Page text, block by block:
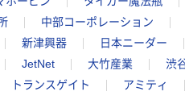
中部コーポレーション
新津興器 日本ニーダー
JetNet 大竹産業 渋
トランスゲイト アミティ